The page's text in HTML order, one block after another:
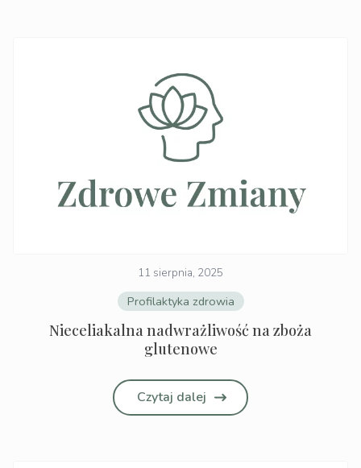
11 sierpnia, 2025
Profilaktyka zdrowia
Nieceliakalna nadwrażliwość na zboża
glutenowe
Czytaj dalej